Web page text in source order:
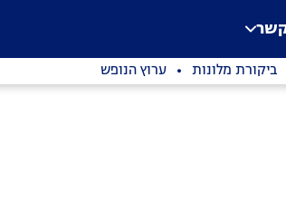
ביקורת מלונות ערוץ הנופש